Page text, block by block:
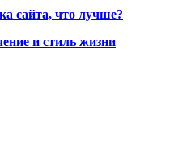
сайта, что лучше?
и стиль жизни